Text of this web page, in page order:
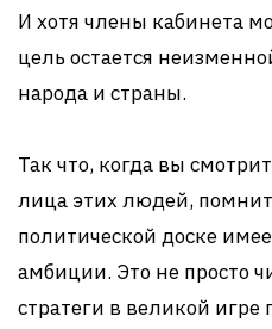
И хотя члены кабинета
цель остается
народа и страны.
Так что, когда вы
лица этих людей,
политической доске
амбиции. Это не просто
стратеги в великой игре